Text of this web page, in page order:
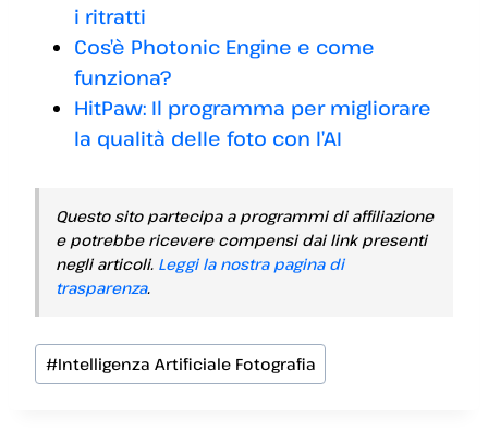
i ritratti
Cos’è Photonic Engine e come
funziona?
HitPaw: Il programma per migliorare
la qualità delle foto con l’AI
Questo sito partecipa a programmi di affiliazione
e potrebbe ricevere compensi dai link presenti
negli articoli. Leggi la nostra pagina di
trasparenza.
Tag
articolo:
#Intelligenza Artificiale Fotografia